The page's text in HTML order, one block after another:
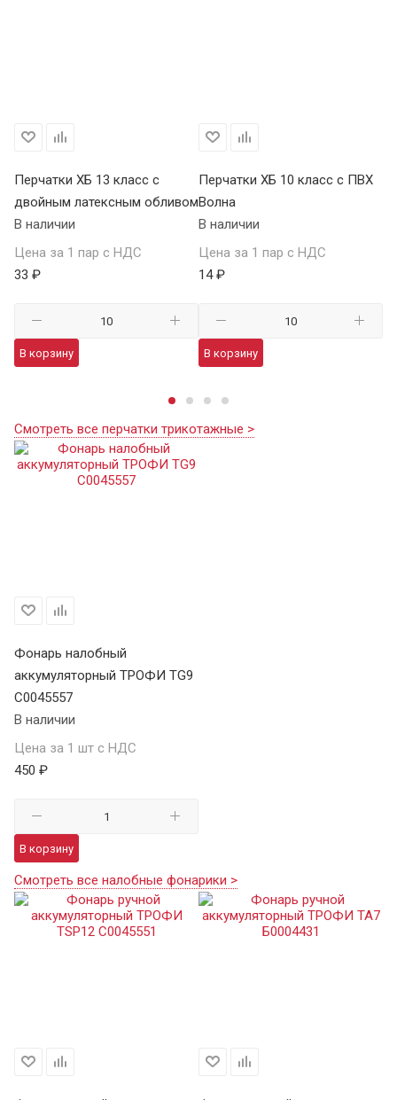
Перчатки ХБ 13 класс с
двойным латексным обливом
В наличии
Цена за 1 пар с НДС
33 ₽
В корзину
Перчатки ХБ 10 класс с ПВХ
Волна
В наличии
Цена за 1 пар с НДС
14 ₽
В корзину
Смотреть все перчатки трикотажные >
Фонарь налобный
аккумуляторный ТРОФИ TG9
C0045557
В наличии
Цена за 1 шт с НДС
450 ₽
В корзину
Смотреть все налобные фонарики >